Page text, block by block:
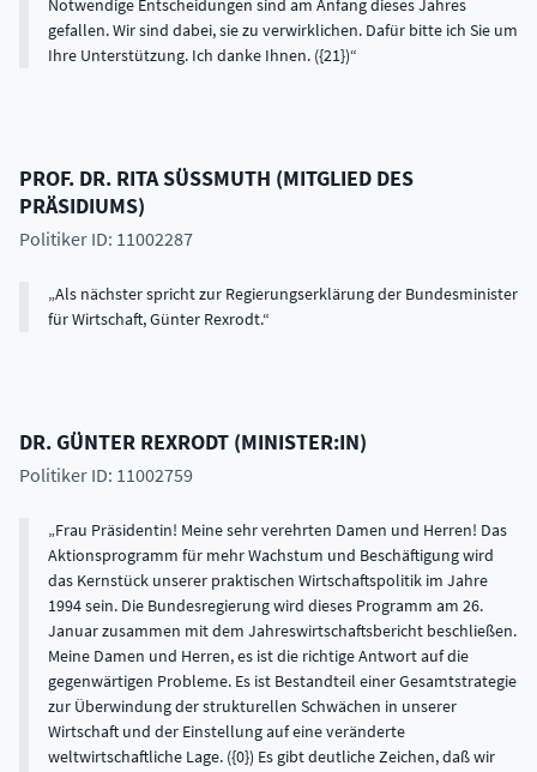
PROF. DR. RITASÜSSMUTH (MITGLIED DES
PRÄSIDIUMS)
Politiker ID: 11002287
Als nächster spricht zur Regierungserklärung der Bundesminister
für Wirtschaft, Günter Rexrodt.
DR.GÜNTER REXRODT (MINISTER:IN)
Politiker ID: 11002759
Frau Präsidentin! Meine sehr verehrten Damen und Herren! Das Aktionsprogramm für mehr Wachstum und Beschäftigung wird das Kernstück unserer praktischen Wirtschaftspolitik im Jahre 1994 sein. Die Bundesregierung wird dieses Programm am 26. Januar zusammen mit dem Jahreswirtschaftsbericht beschließen. Meine Damen und Herren, es ist die richtige Antwort auf die gegenwärtigen Probleme. Es ist Bestandteil einer Gesamtstrategie zur Überwindung der strukturellen Schwächen in unserer Wirtschaft und der Einstellung auf eine veränderte weltwirtschaftliche Lage. ({0}) Es gibt deutliche Zeichen, daß wir die konjunkturelle Talsohle verlassen. Es gibt nichts schönzureden - das wissen wir sehr wohl -, es gibt aber auch keinen Anlaß dafür, jeden Tag - wie das einige pflegen - neu in Pessimismus zu machen. ({1}) Seit dem zweiten Quartal des vergangenen Jahres wächst die Wirtschaft wieder, die Zinsen am Kapitalmarkt liegen inzwischen nahe am Tiefstand der letzten dreißig Jahre, der Lohnanstieg hat sich in 1993 deutlich verlangsamt, die Exportaussichten sind wieder besser geworden, der Erfolg des GATT-Abschlusses hat neues Vertrauen entstehen lassen. Zuversicht ist berechtigt, besonders konjunkturell. ({2}) - Einen Regierungswechsel brauchen wir nicht, meine Damen und Herren. Wir haben die Probleme nicht nur erkannt, sondern machen auch die richtigen Programme und ergreifen die richtigen Maßnahmen, um sie in den Griff zu bekommen. ({3}) Von Ihnen sind keine ernstzunehmenden Vorschläge zu erwarten, geschweige denn auf den Tisch gelegt. ({4}) Den Vorschlag, die Besserverdienenden höher zu besteuern - das ist der letzte -, ({5}) kann ich nicht als einen seriösen Vorschlag bezeichnen. Er wird das Gegenteil dessen bewirken, was wir brauchen, nämlich eine verstärkte Investitionstätigkeit. ({6}) Am Arbeitsmarkt haben wir eine ernsthafte, eine schlimme Entwicklung. Wir sagen das deutlich und immer wieder. Trotz anziehender Konjunktur ist damit zu rechnen, daß die Zahl der Arbeitslosen in 1994 noch einmal in der Dimension von 400 000 bis 450 000 im Jahresdurchschnitt wachsen wird. Das ist bitter, vor allem für die betroffenen Menschen. ({7}) Auch ist nicht zu erwarten, daß die weitere konjunkturelle Erholung allein zu einem Abbau der Sockelarbeitslosigkeit führen wird. Deshalb, meine Damen und Herren, liegt der Schwerpunkt unseres Aktionsprogramms auf der Sicherung und der Schaffung von Arbeitsplätzen. ({8}) Viele Maßnahmen sind im übrigen Element des Standortberichts, den wir im vergangenen Herbst vorgelegt haben. Ich sage noch einmal: Zu der Politik, die wir mit dem Standortbericht und mit diesem Aktionsprogramm verfolgen, gibt es keine Alternative. Es gibt keine ernstzunehmenden Vorschläge; ich habe sie noch nicht gehört. Entweder sie lehnen sich an an das, was wir längst vorgeschlagen haben, verpacken es ein bißchen anders, oder es werden kontraproduktive Vorschläge verkleidet und in einer Form dargestellt, die die meisten Menschen in diesem Lande aber durchschauen. Meine Damen und Herren, einige der von uns einzuleitenden Maßnahmen werden schnell wirken; für andere Maßnahmen in diesem Programm und im Standortbericht brauchen wir einen langen Atem. Jene Vorschläge, die durch finanz- und geldpolitischen Aktionismus eine kurzfristige Lageverbesserung herbeiführen wollen, sind auf den ersten Blick vielleicht attraktiv, auf den zweiten Blick erweisen sie sich als eine Fehlleitung. Über die Ausführungen des Kollegen Waigel hinaus sage ich noch einmal deutlich: Für zusätzliche Konjunkturprogramme, die das Haushaltsdefizit weiter ansteigen lassen, gibt es keinen Spielraum. ({9}) Unabhängig davon gibt es für Steuersenkungen in der nächsten Legislaturperiode, zu einem Zeitpunkt, den wir selbst bestimmen werden und wollen, schon Spielraum und auch eine Notwendigkeit. Und das ist das Entscheidende. ({10}) Unabhängig vom finanzpolitischen Engpaß: Alle Erfahrungen der Vergangenheit haben uns gezeigt, daß Aktionen, die allein konjunkturpolitisch motiviert sind, ein Strohfeuer sind und die eigentlichen Probleme gar nicht lösen können. Mit dem Keynesianismus, mit Keynes allein, auf den Sie sich immer wieder berufen, um damit Konjunkturprogramme herbeizureden, für die es keine finanzpolitische Deckung gibt, kann man in einer Situation, in der es darum geht, Erstarrungen aufzubrechen und Strukturen zu verändern, überhaupt nichts anfangen. ({11}) Im übrigen sollten Sie einmal in dem Gutachten des Sachverständigenrats nachlesen. Auch er sagt, daß eine Nachfragepolitik zum gegenwärtigen Zeitpunkt nicht die erwünschte Lösung bringt. Wenn Sie dann einfach der Bundesbank den Schwarzen Peter zuschieben ({12}) und ihr gar die Schuld für die konjunkturellen oder strukturellen Fehlentwicklungen geben, sage ich: Das ist nun wirklich zu kurz gesprungen; das liegt voll neben der Sache. Das wird Ihnen ein jeder, der von Ökonomie nur ein Minimum versteht, bestätigen. Aber das ist bei Ihnen ob des Mangels an konkreten Vorschlägen en vogue geworden. ({13}) Unser Programm hat eine andere Stoßrichtung. Mit diesem Programm ergänzen wir den Standortbericht und beschleunigen die Umsetzung vieler seiner Maßnahmen. Wir knüpfen im übrigen an eine passable Erfolgsbilanz bei der Umsetzung dessen an, was wir analysiert und ins Auge gefaßt haben. Es ist zwar zum gegenwärtigen Zeitpunkt nicht en vogue, uns die Fähigkeit zuzusprechen, daß wir in der Lage seien, irgend etwas umzusetzen, aber ich verweise - an die Adresse dieses Hauses und auch nach draußen gerichtet - auf die Fakten und nenne einmal, was in kurzer und schwieriger Zeit geschafft worden ist: das Standortsicherungsgesetz, das Investitionserleichterungsgesetz, die Beseitigung der Tarifbindung im Güterverkehr, die Bereitstellung einer ausreichenden Zahl von Ausbildungsplätzen in den neuen Ländern, die Umsetzung der Verkehrsprojekte im Zuge des Programms Deutsche Einheit, die Verabschiedung des Planungsvereinfachungsgesetzes, das Gentechnikgesetz, die Novellierung der Handwerksordnung, die Bahnreform. Viele wichtige Maßnahmen aus dem Standortbericht sind umgesetzt; andere Maßnahmen haben wir auf den Weg gebracht. Dieses Aktionsprogramm fügt entscheidende Schritte hinzu. Es setzt zunächst, meine Damen und Herren, beim Mittelstand an; es setzt auf die Leistungspotentiale der mittleren und kleinen Unternehmen. Wir starten eine Offensive für innovative Existenzgründungen im Mittelstand. ({14}) Nach drei Jahrzehnten rückläufiger Selbständigenquote nimmt die Zahl der Selbständigen seit 1982 wieder zu. Das ist u. a. ein Erfolg unserer Förderungspolitik, ein Erfolg der Rahmenbedingungen, die wir in den 80er Jahren verändert haben. ({15}) Diesen Trend wollen wir verstärken und verstetigen. Deshalb ist vorgesehen, erstens das langjährig bewährte Eigenkapitalhilfeprogramm, das einen wesentlichen Beitrag zum Aufschwung im Osten geleistet hat und noch leistet, ({16}) nun auf die alten Bundesländer auszuweiten. Ich erwarte von diesem Programm jährlich 10 000 Neugründungen mit Darlehen, die in einer Größenordnung von 50 000 DM genutzt werden. Betonen möchte ich, daß es durch dieses Programm keinerlei Abstriche für die laufenden Programme im Osten Deutschlands geben wird. ({17}) Zweitens. Die berufliche Weiterbildung im Handwerk und in der gewerblichen Wirtschaft wollen wir durch zinsgünstige Darlehen fördern. Unsere Hilfe setzt dort an, wo sie den Weg in die Selbständigkeit erleichtern und die Eigeninitiative anregen kann. Drittens. Die Kreditanstalt für Wiederaufbau wird aus Eigenmitteln ein Förderprogramm erheblichen Umfangs auflegen und dadurch den deutschen Unternehmen, die innovative Produkte fertigen und damit noch immer an der Weltspitze sind, eine weitere Unterstützung geben. Mit langfristigen zinsgünstigen Mitteln zielt das Programm auf risikoreiche Neugründungen von innovativen Unternehmen. Auch bestehende Unternehmen können für Investitionen in Forschung und Entwicklung sowie zur Durchsetzung neuer Produkte und Verfahren profitieren. Viertens. Wir wollen die Möglichkeiten des ERP- Programms nutzen, um die Förderung des industriellen Mittelstandes zu verstärken. Die Bundesregierung stellt in diesem Jahr wiederum ein Rekordvolumen von 14 Milliarden DM zinsgünstiger ERP-Kredite zur Verfügung. Wir wollen vor allem qualitativ hochwertige Arbeitsplätze fördern, die einen höheren technischen und finanziellen Investitionsaufwand haben. Ergänzend dazu wird die Kreditanstalt für Wiederaufbau ihr Mittelstandsprogramm zur Lösung von Liquiditätsengpässen in den neuen Bundesländern öffnen. Das zum Mittelstand, auf den wir in besonderer Weise setzen und von dem wir erwarten, daß sich die erfolgreiche Entwicklung auf mehr Selbständigkeit, auf Forschung und Entwicklung, Erhaltung und Ausbau der Wettbewerbsfähigkeit fortsetzt und verstärkt. ({18}) - Auf den Forschungsetat komme ich noch. Das ist schon eine alte Leier. ({19}) - Wir kürzen den Forschungsetat nicht, sondern wir haben aus finanziellen Zwängen einen Teil der vorgesehenen Zuwachsraten zurückgenommen. ({20}) Meine Damen und Herren, wenn Sie meinen - ich habe das an dieser Stelle schon einmal gesagt -, daß mit öffentlicher Förderung von Forschung und Entwicklung die Probleme im Innovationsbereich allein gelöst werden, dann irren Sie sich sehr. Es kommt darauf an, daß Technikängste und Technikskepsis, die Sie jeden Tag genährt haben, überwunden werden. ({21}) Zur Arbeitsmarktpolitik: Wir brauchen Arbeitsmarktpolitik und arbeitsmarktpolitische Maßnahmen im engeren Sinne vor allem in Ostdeutschland, weil wir dort in der Zeit des tiefgreifenden Umbaus Brükken für rentable Beschäftigungsmöglichkeiten bauen müssen. Besonderes Gewicht haben dabei Umschulungs- und Fortbildungsmaßnahmen. Wir brauchen aber auch die Flankierung im Westen Deutschlands. Wir müssen die Arbeitsmarktpolitik so gestalten, daß sie erstens finanzierbar bleibt und zweitens öffentlich geförderte Beschäftigungsverhältnisse nicht zu einer Dauereinrichtung werden und nicht dazu führen, daß der normale Arbeitsmarkt, insbe